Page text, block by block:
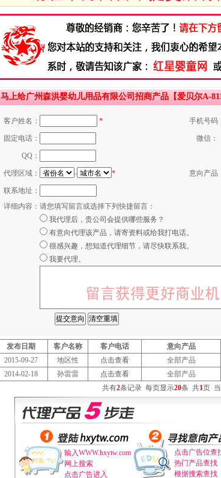
马上给广州森洪婴幼儿用品有限公司招商产品【爱贝尔A-
客户姓名： * 手机号码
固定电话： 微信：
QQ：
代理区域： - * 意向产品
联系地址：
详细内容： 请您填写留言或选择下列快捷留言：
我代理后，贵公司会提供哪些服务？
有意向代理该产品，请寄资料或给我打电话。
很感兴趣，想知道代理细节，请尽快联系我。
我要代理。
发布日期 客户名称 客户电话 意向产品
2015-09-27
地区性 点击查看 全部产品
2014-02-18
孙雷雷 点击查看 全部产品
共有2条记录 每页显示20条 共1页
输入WWW.hxytw.com
网上搜索
点击广告进入
点击广告位查
热门产品查找
根据搜索查找